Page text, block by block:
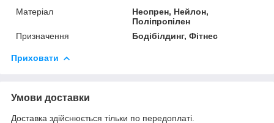
Матеріал
Неопрен, Нейлон,
Поліпропілен
Призначення
Бодібілдинг, Фітнес
Приховати
Умови доставки
Доставка здійснюється тільки по передоплаті.